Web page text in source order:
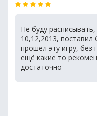
Не буду
10,12,2013,
прошёл эту игру, без
ещё какие то
достаточно